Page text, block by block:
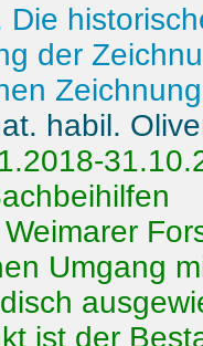
Die
der
habil.
Weimarer
Umgang
ist der